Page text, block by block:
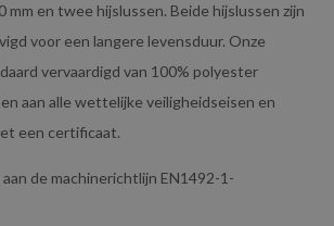
mm en twee hijslussen. Beide hijslussen zijn
voor een langere levensduur. Onze
vervaardigd van 100% polyester
aan alle wettelijke veiligheidseisen en
een certificaat.
de machinerichtlijn EN1492-1-